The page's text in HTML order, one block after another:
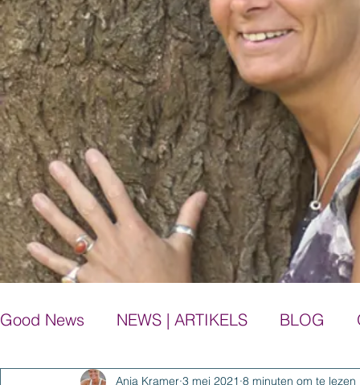
Good News NEWS | ARTIKELS BLOG
Anja Kramer 3 mei 2021 8 minuten om te lezen